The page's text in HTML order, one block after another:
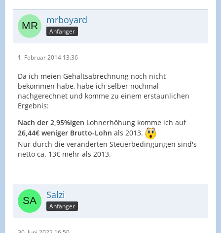
mrboyard
Anfänger
1. Februar 2014 13:36
Da ich meien Gehaltsabrechnung noch nicht
bekommen habe, habe ich selber nochmal
nachgerechnet und komme zu einem erstaunlichen
Ergebnis:
Nach der 2,95%igen Lohnerhöhung komme ich auf
26,44€ weniger Brutto-Lohn als 2013.
Nur durch die veränderten Steuerbedingungen sind's
netto ca. 13€ mehr als 2013.
Salzi
Anfänger